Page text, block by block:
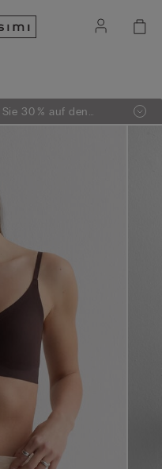
30 % auf den